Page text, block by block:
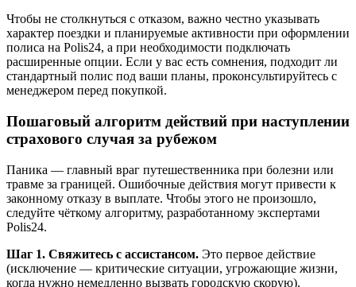
Чтобы не столкнуться с отказом, важно честно указывать
характер поездки и планируемые активности при оформлении
полиса на Polis24, а при необходимости подключать
расширенные опции. Если у вас есть сомнения, подходит ли
стандартный полис под ваши планы, проконсультируйтесь с
менеджером перед покупкой.
Пошаговый алгоритм действий при наступлении
страхового случая за рубежом
Паника — главный враг путешественника при болезни или
травме за границей. Ошибочные действия могут привести к
законному отказу в выплате. Чтобы этого не произошло,
следуйте чёткому алгоритму, разработанному экспертами
Polis24.
Шаг 1. Свяжитесь с ассистансом. Это первое действие
(исключение — критические ситуации, угрожающие жизни,
когда нужно немедленно вызвать городскую скорую).